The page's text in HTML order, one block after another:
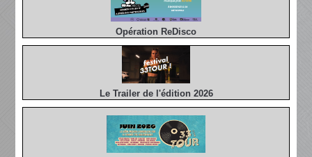
Opération ReDisco
Le Trailer de l'édition 2026